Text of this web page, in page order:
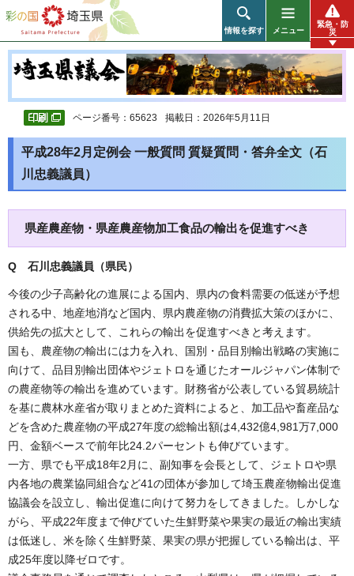
彩の国 埼玉県
情報を探す メニュー
緊急・防
災
ページ番号：65623 掲載日：2026年5月11日
平成28年2月定例会 一般質問 質疑質問・答弁全文（石
川忠義議員）
県産農産物・県産農産物加工食品の輸出を促進すべき
Q 石川忠義議員（県民）
今後の少子高齢化の進展による国内、県内の食料需要の低迷が予想
される中、地産地消など国内、県内農産物の消費拡大策のほかに、
供給先の拡大として、これらの輸出を促進すべきと考えます。
国も、農産物の輸出には力を入れ、国別・品目別輸出戦略の実施に
向けて、品目別輸出団体やジェトロを通じたオールジャパン体制で
の農産物等の輸出を進めています。財務省が公表している貿易統計
を基に農林水産省が取りまとめた資料によると、加工品や畜産品な
どを含めた農産物の平成27年度の総輸出額は4,432億4,981万7,000
円、金額ベースで前年比24.2パーセントも伸びています。
一方、県でも平成18年2月に、副知事を会長として、ジェトロや県
内各地の農業協同組合など41の団体が参加して埼玉農産物輸出促進
協議会を設立し、輸出促進に向けて努力をしてきました。しかしな
がら、平成22年度まで伸びていた生鮮野菜や果実の最近の輸出実績
は低迷し、米を除く生鮮野菜、果実の県が把握している輸出は、平
成25年度以降ゼロです。